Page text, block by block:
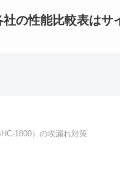
社の性能比較表はサ
1800）の埃漏れ対策